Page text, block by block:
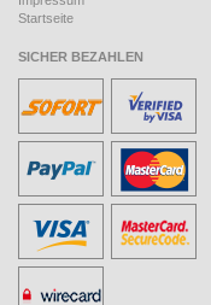
Startseite
SICHER BEZAHLEN